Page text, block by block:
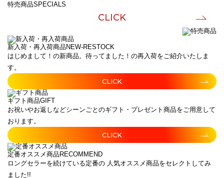
特売商品SPECIALS
CLICK
新入荷・再入荷商品 NEW-RESTOCK
はじめまして！の新商品。待ってました！の再入荷をご紹介いたしま
す。
CLICK
ギフト商品GIFT
お祝いやお返しなどシーンごとのギフト・プレゼント商品をご用意して
おります。
CLICK
定番オススメ商品 RECOMMEND
ロングセラーを続けている定番の 人気オススメ商品をセレクトしてみ
ました!!